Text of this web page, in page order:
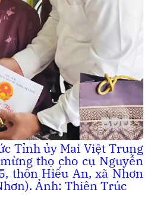
Tỉnh ủy Mai Việt Trung
thọ cho cụ Nguyễn
thôn Hiếu An, xã Nhơn
Ảnh: Thiên Trúc